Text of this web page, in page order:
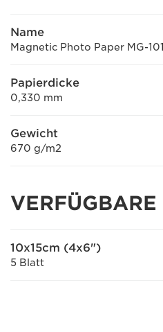
Name
Magnetic Photo Paper MG-101
Papierdicke
0,330 mm
Gewicht
670 g/m2
10x15cm (4x6")
5 Blatt